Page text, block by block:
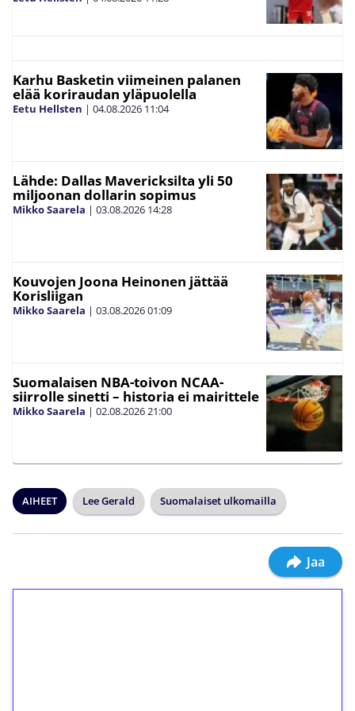
Karhu Basketin viimeinen palanen
elää koriraudan yläpuolella
Eetu Hellsten | 04.08.2026 11:04
Lähde: Dallas Mavericksilta yli 50
miljoonan dollarin sopimus
Mikko Saarela | 03.08.2026 14:28
Kouvojen Joona Heinonen jättää
Korisliigan
Mikko Saarela | 03.08.202601:09
Suomalaisen NBA-toivon NCAA-
siirrolle sinetti – historia ei mairittele
Mikko Saarela | 02.08.202621:00
AIHEET Lee Gerald Suomalaiset ulkomailla
Jaa